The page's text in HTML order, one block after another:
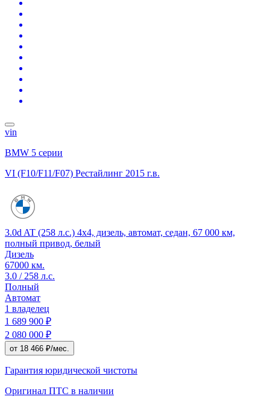
vin
BMW 5 серии
VI (F10/F11/F07) Рестайлинг 2015 г.в.
3.0d AT (258 л.с.) 4x4, дизель, автомат, седан, 67 000 км,
полный привод, белый
Дизель
67000 км.
3.0 / 258 л.с.
Полный
Автомат
1 владелец
1 689 900 ₽
2 080 000 ₽
от 18 466 ₽/мес.
Гарантия юридической чистоты
Оригинал ПТС в наличии